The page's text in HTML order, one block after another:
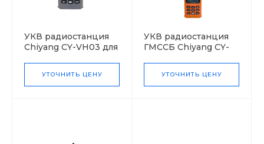
УКВ радиостанция
Chiyang CY-VH03 для
УТОЧНИТЬ ЦЕНУ
УКВ радиостанция
ГМССБ Chiyang CY-
УТОЧНИТЬ ЦЕНУ